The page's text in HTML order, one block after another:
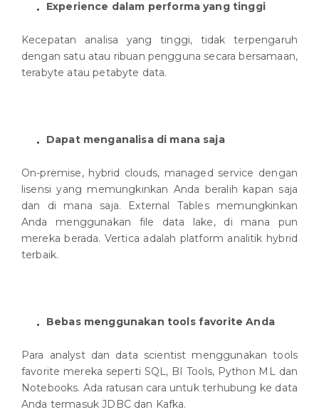
Experience dalam performa yang tinggi
Kecepatan analisa yang tinggi, tidak terpengaruh
dengan satu atau ribuan pengguna secara bersamaan,
terabyte atau petabyte data.
Dapat menganalisa di mana saja
On-premise, hybrid clouds, managed service dengan
lisensi yang memungkinkan Anda beralih kapan saja
dan di mana saja. External Tables memungkinkan
Anda menggunakan file data lake, di mana pun
mereka berada. Vertica adalah platform analitik hybrid
terbaik.
Bebas menggunakan tools favorite Anda
Para analyst dan data scientist menggunakan tools
favorite mereka seperti SQL, BI Tools, Python ML dan
Notebooks. Ada ratusan cara untuk terhubung ke data
Anda termasuk JDBC dan Kafka.